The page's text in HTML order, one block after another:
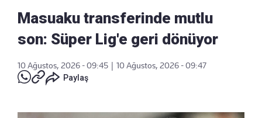
Masuaku transferinde mutlu
son: Süper Lig'e geri dönüyor
10 Ağustos, 2026 - 09:45
10 Ağustos, 2026 - 09:47
Paylaş